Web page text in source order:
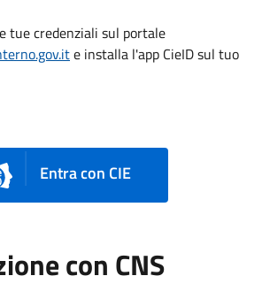
tue credenziali sul portale
e installa l'app CieID sul tuo
Entra con CIE
con CNS